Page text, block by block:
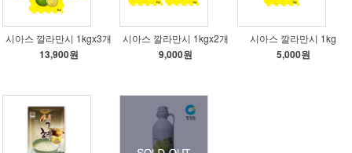
시아스 깔라만시 1kgx3개
13,900원
시아스 깔라만시 1kgx2개
9,000원
시아스 깔라만시 1kg
5,000원